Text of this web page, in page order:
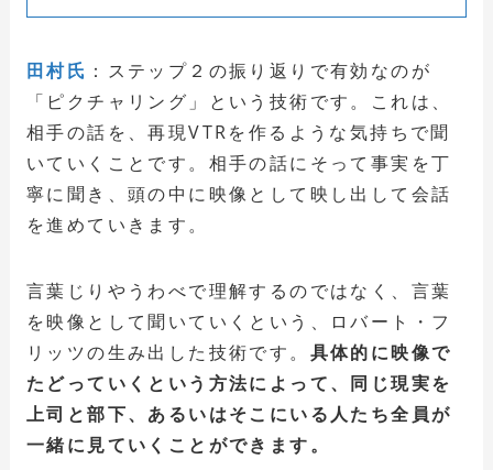
田村氏 ：ステップ２の振り返りで有効なのが
「ピクチャリング」という技術です。これは、
相手の話を、再現VTRを作るような気持ちで聞
いていくことです。相手の話にそって事実を丁
寧に聞き、頭の中に映像として映し出して会話
を進めていきます。
言葉じりやうわべで理解するのではなく、言葉
を映像として聞いていくという、ロバート・フ
リッツの生み出した技術です。 具体的に映像で
たどっていくという方法によって、同じ現実を
上司と部下、あるいはそこにいる人たち全員が
一緒に見ていくことができます。